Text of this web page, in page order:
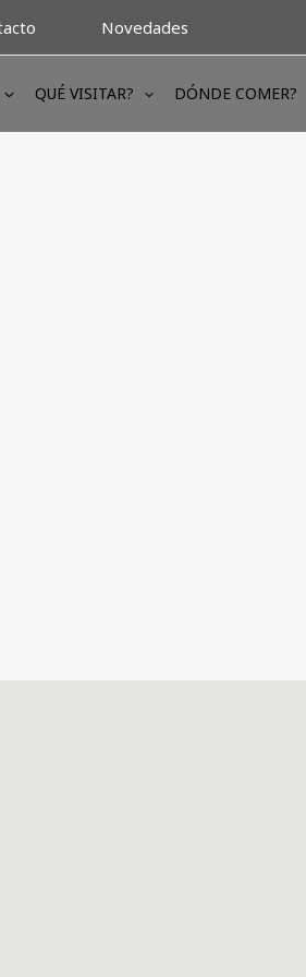
Novedades
QUÉ VISITAR? DÓNDE COMER?